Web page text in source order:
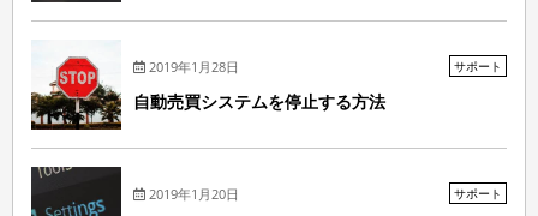
2019年1月28日 サポート
自動売買システムを停止する方法
2019年1月20日 サポート